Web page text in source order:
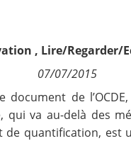
, Lire/Regarder/
07/07/2015
document de
qui va au-delà des
de quantification, est